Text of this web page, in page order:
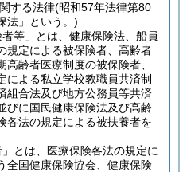
する法律(昭和57年法律第80
法」という。)
等」とは、健康保険法、船員
規定による被保険者、高齢者
齢者医療制度の被保険者、
による私立学校教職員共済制
組合法及び地方公務員等共済
びに国民健康保険法及び高齢
各法の規定による被扶養者を
とは、医療保険各法の規定に
全国健康保険協会、健康保険